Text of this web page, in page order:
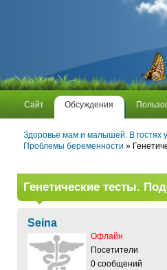
Сайт Обсуждения
Здоровье мам и малышей. В гостях
Проблемы беременности »
Генетические тесты.
Seina
Офлайн
Посетители
0 сообщений